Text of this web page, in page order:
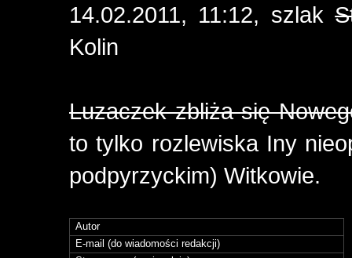
14.02.2011, 11:12, szlak
Kolin
Luzaczek zbliża się
to tylko rozlewiska Iny
podpyrzyckim) Witkowie.